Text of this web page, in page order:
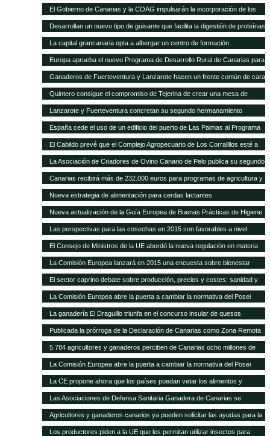
piensos
El Gobierno de Canarias y la COAG impulsarán la incorporación de los
jóvenes en el sector primario
Desarrollan un nuevo tipo de guisante que facilita la digestión de proteínas
La capital grancanaria opta a albergar un centro de formación
internacional del Programa Mundial de Alimentos
Europa aprueba el nuevo Programa de Desarrollo Rural de Canarias para
2014-2020
Ganaderos de Fuerteventura y Lanzarote hacen un frente común de cara
a la modificación del POSEI-2016
Quintero consigue el compromiso de Tejerina de crear una mesa de
trabajo para analizar la ficha adicional del POSEI
Lanzarote y Fuerteventura concretan su segundo hermanamiento
ganadero
España cede el uso de un edificio del puerto de Las Palmas al Programa
Mundial de Alimentos
El Cabildo prevé que el Complejo Agropecuario de Los Corralillos esté a
pleno rendimiento en un año
La Asociación de Criadores de Ovino Canario de Pelo publica su segundo
Catálogo de Sementales
Canarias recibirá más de 232.000 euros para programas de agricultura y
ganadería
Nueva estrategia de alimentación para cerdas lactantes
Nueva actualización de la Guía Europea de Buenas Prácticas de Higiene
para cereales y oleaginosas
Las perspectivas para las cosechas en 2015 son favorables a nivel
mundial, pero persisten puntos críticos de inseguridad alimentaria
El Consejo de Ministros de la UE abordó la nueva regulación en materia
de sanidad animal
La Comisión Europea lanzará en 2015 una encuesta sobre bienestar
animal
El sector caprino debate sobre producción, precios y costes; sanidad y
comercialización
La Comisión Europea abre la puerta a cambiar la normativa del Posei
La ganadería El Draguillo triunfa en el concurso insular de quesos
Publicada la prórroga de la Declaración de Canarias como Zona Remota
a efectos de la eliminación de subproductos SANDACH hasta junio de
2018
5.784 agricultores y ganaderos perciben de Canarias ocho millones de
euros en ayudas adicionales POSEI
La Comisión Europea abre la puerta a cambiar la normativa del Posei
La CE propone ahora que los países puedan vetar los alimentos y
piensos transgénicos
Las Asociaciones de Defensa Sanitaria Ganadera de Canarias se
reunirán anualmente en la Feria de Fuerteventura
Agricultores y ganaderos canarios ya pueden solicitar las ayudas para la
contratación de seguros agrarios
Los productores piden a la UE que les permitan utilizar insectos para